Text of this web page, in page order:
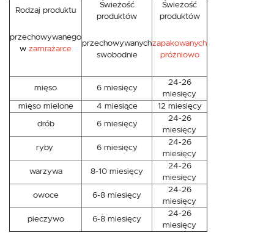
Rodzaj produktu
przechowywanego
w zamrażarce
Świeżość
produktów
przechowywanych
swobodnie
Świeżość
produktów
zapakowanych
próżniowo
mięso 6 miesięcy
24-26
miesięcy
mięso mielone
4 miesiące 12 miesięcy
drób 6 miesięcy
24-26
miesięcy
ryby 6 miesięcy
24-26
miesięcy
warzywa 8-10 miesięcy
24-26
miesięcy
owoce 6-8 miesięcy
24-26
miesięcy
pieczywo 6-8 miesięcy
24-26
miesięcy